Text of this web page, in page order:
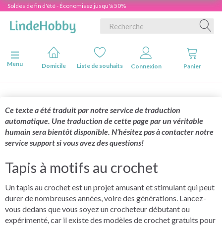
Soldes de fin d'été - Économisez jusqu'à 50%
Basculer la navigation
Menu
Domicile Liste de souhaits Connexion Panier
Ce texte a été traduit par notre service de traduction
automatique. Une traduction de cette page par un véritable
humain sera bientôt disponible. N’hésitez pas à contacter notre
service support si vous avez des questions!
Tapis à motifs au crochet
Un tapis au crochet est un projet amusant et stimulant qui peut
durer de nombreuses années, voire des générations. Lancez-
vous dedans que vous soyez un crocheteur débutant ou
expérimenté, car il existe des modèles de crochet gratuits pour